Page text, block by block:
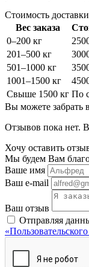
Стоимость
Вес заказа
0–200 кг
201–500 кг
501–1000 кг
1001–1500 кг
Свыше 1500 кг По
Вы можете забрать
Отзывов пока нет.
Хочу оставить
Мы будем Вам
Ваше имя
Ваш e-mail
Ваш отзыв
Отправляя